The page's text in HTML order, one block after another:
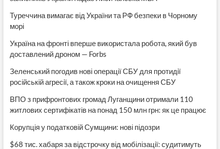
Туреччина вимагає від України та РФ безпеки в Чорному
морі
Україна на фронті вперше використала робота, який був
доставлений дроном — Forbs
Зеленський погодив нові операції СБУ для протидії
російській агресії, а також кроки на очищення СБУ
ВПО з прифронтових громад Луганщини отримали 110
житлових сертифікатів на понад 150 млн грн: як це працює
Корупція у податковій Сумщини: нові підозри
$68 тис. хабаря за відстрочку від мобілізації: судитимуть